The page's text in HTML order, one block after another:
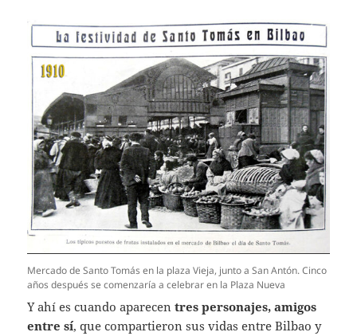
Mercado de Santo Tomás en la plaza Vieja, junto a San Antón. Cinco
años después se comenzaría a celebrar en la Plaza Nueva
Y ahí es cuando aparecen tres personajes, amigos
entre sí, que compartieron sus vidas entre Bilbao y